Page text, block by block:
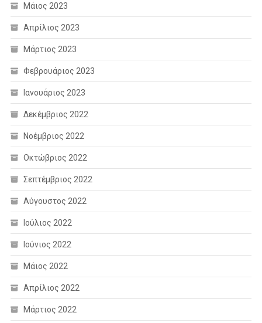
Μάιος 2023
Απρίλιος 2023
Μάρτιος 2023
Φεβρουάριος 2023
Ιανουάριος 2023
Δεκέμβριος 2022
Νοέμβριος 2022
Οκτώβριος 2022
Σεπτέμβριος 2022
Αύγουστος 2022
Ιούλιος 2022
Ιούνιος 2022
Μάιος 2022
Απρίλιος 2022
Μάρτιος 2022